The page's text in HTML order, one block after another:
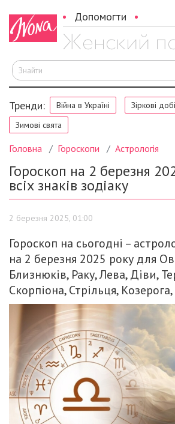
Допомогти
Тренди: Війна в Україні
Зіркові
Зимові свята
Головна Гороскопи Астрологія
Гороскоп на 2 березня
всіх знаків зодіаку
2 березня 2025, 01:00
Гороскоп на сьогодні –
на 2 березня 2025 року для
Близнюків, Раку, Лева, Діви,
Скорпіона, Стрільця,